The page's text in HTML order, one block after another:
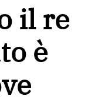
il re
è